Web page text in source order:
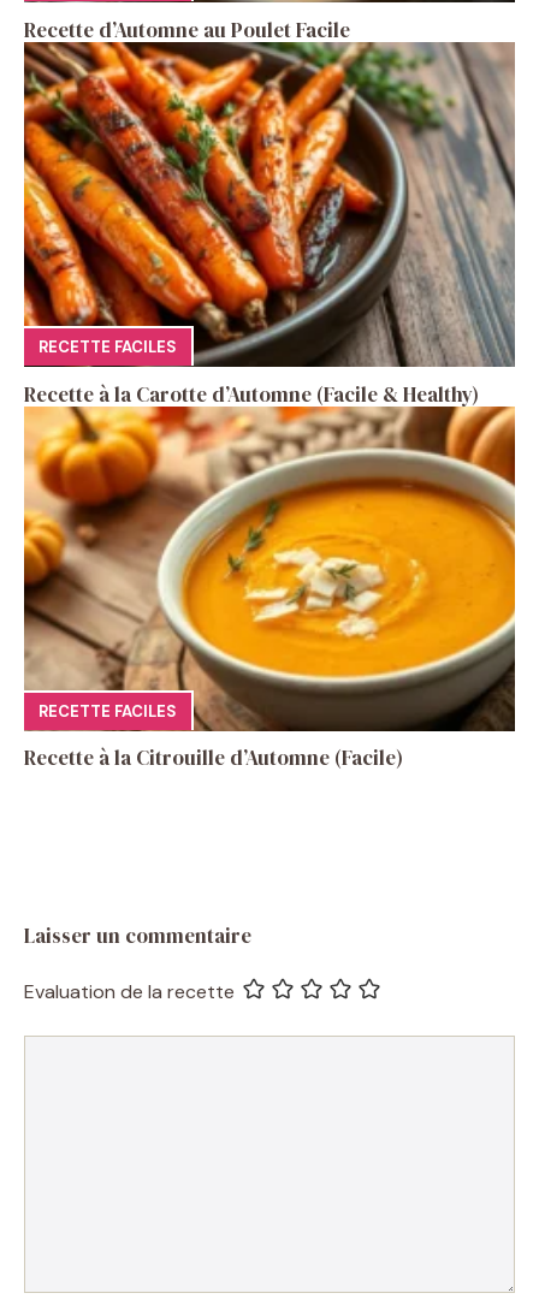
Recette d’Automne au Poulet Facile
RECETTE FACILES
Recette à la Carotte d’Automne (Facile & Healthy)
RECETTE FACILES
Recette à la Citrouille d’Automne (Facile)
Laisser un commentaire
Evaluation de la recette